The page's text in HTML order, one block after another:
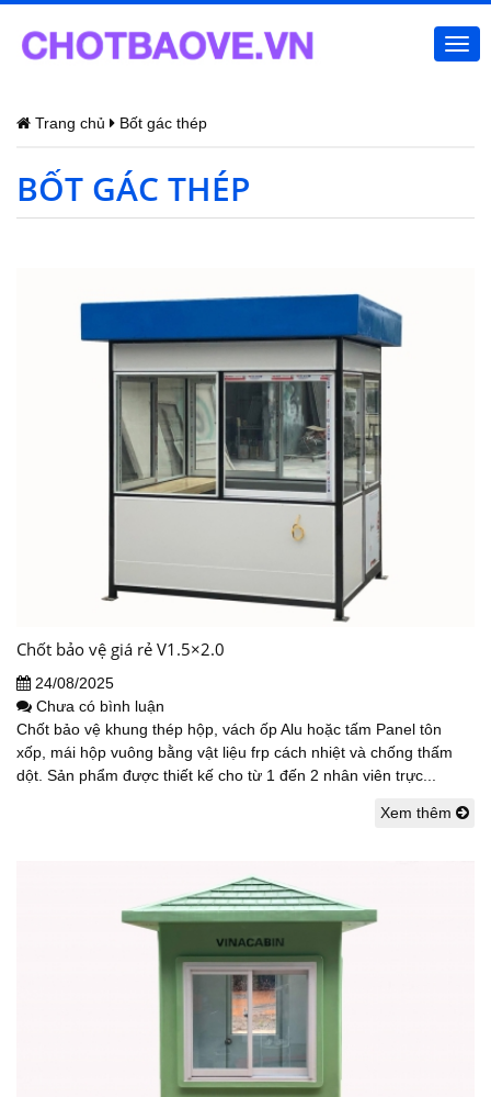
Trang chủ Bốt gác thép
BỐT GÁC THÉP
Chốt bảo vệ giá rẻ V1.5×2.0
24/08/2025
Chưa có bình luận
Chốt bảo vệ khung thép hộp, vách ốp Alu hoặc tấm Panel tôn
xốp, mái hộp vuông bằng vật liệu frp cách nhiệt và chống thấm
dột. Sản phẩm được thiết kế cho từ 1 đến 2 nhân viên trực...
Xem thêm